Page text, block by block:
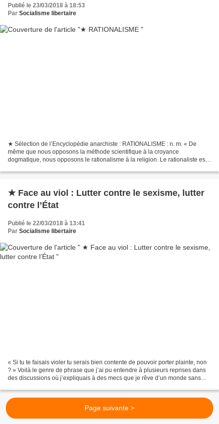
Publié le 23/03/2018 à 18:53
Par Socialisme libertaire
★ Sélection de l’Encyclopédie anarchiste : RATIONALISME : n. m. « De
même que nous opposons la méthode scientifique à la croyance
dogmatique, nous opposons le rationalisme à la religion. Le rationaliste est
★ Face au viol : Lutter contre le sexisme, lutter
contre l’État
Publié le 22/03/2018 à 13:41
Par Socialisme libertaire
« Si tu te faisais violer tu serais bien contente de pouvoir porter plainte, non
? » Voilà le genre de phrase que j’ai pu entendre à plusieurs reprises dans
des discussions où j’expliquais à des mecs que je rêve d’un monde sans
Page suivante >